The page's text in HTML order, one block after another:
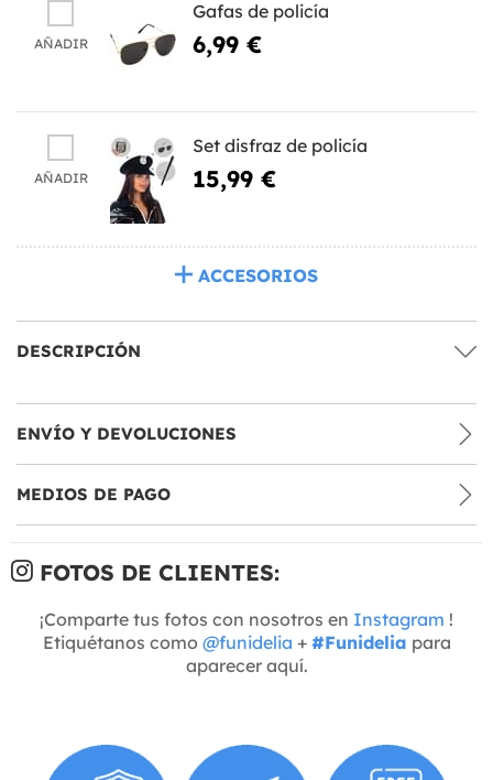
AÑADIR
Gafas de policía
6,99 €
AÑADIR
Set disfraz de policía
15,99 €
ACCESORIOS
DESCRIPCIÓN
ENVÍO Y DEVOLUCIONES
MEDIOS DE PAGO
FOTOS DE CLIENTES:
¡Comparte tus fotos con nosotros en Instagram !
Etiquétanos como @funidelia + #Funidelia para
aparecer aquí.